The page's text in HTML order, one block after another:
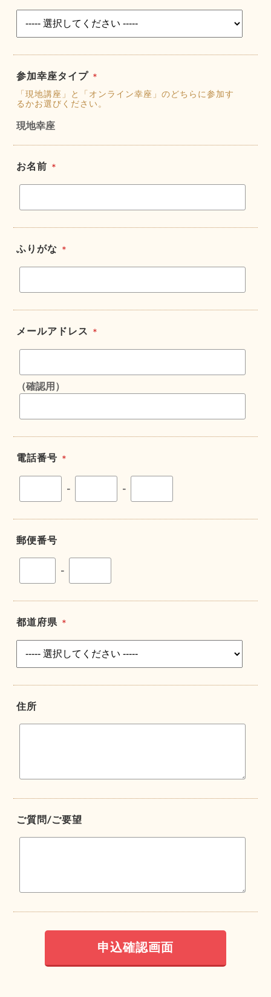
参加幸座タイプ ＊
「現地講座」と「オンライン幸座」のどちらに参加す
るかお選びください。
現地幸座
お名前 ＊
ふりがな ＊
メールアドレス ＊
（確認用）
電話番号 ＊
- -
郵便番号
-
都道府県 ＊
住所
ご質問/ご要望